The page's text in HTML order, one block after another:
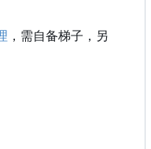
，需自备梯子，另